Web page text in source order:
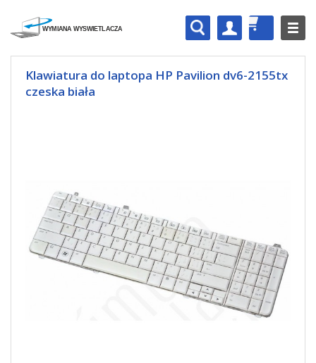
Klawiatura do laptopa HP Pavilion dv6-2155tx
czeska biała